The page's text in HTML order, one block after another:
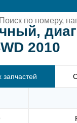
2010
запчастей